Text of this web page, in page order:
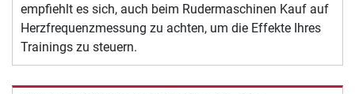
empfiehlt es sich, auch beim Rudermaschinen Kauf auf
Herzfrequenzmessung zu achten, um die Effekte Ihres
Trainings zu steuern.